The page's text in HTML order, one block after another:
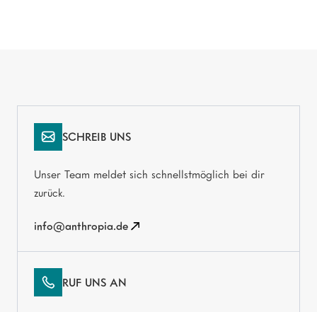
SCHREIB UNS
Unser Team meldet sich schnellstmöglich bei dir
zurück.
info@anthropia.de
RUF UNS AN